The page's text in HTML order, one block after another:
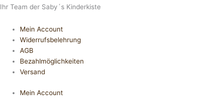
Ihr Team der Saby´s Kinderkiste
Mein Account
Widerrufsbelehrung
AGB
Bezahlmöglichkeiten
Versand
Mein Account